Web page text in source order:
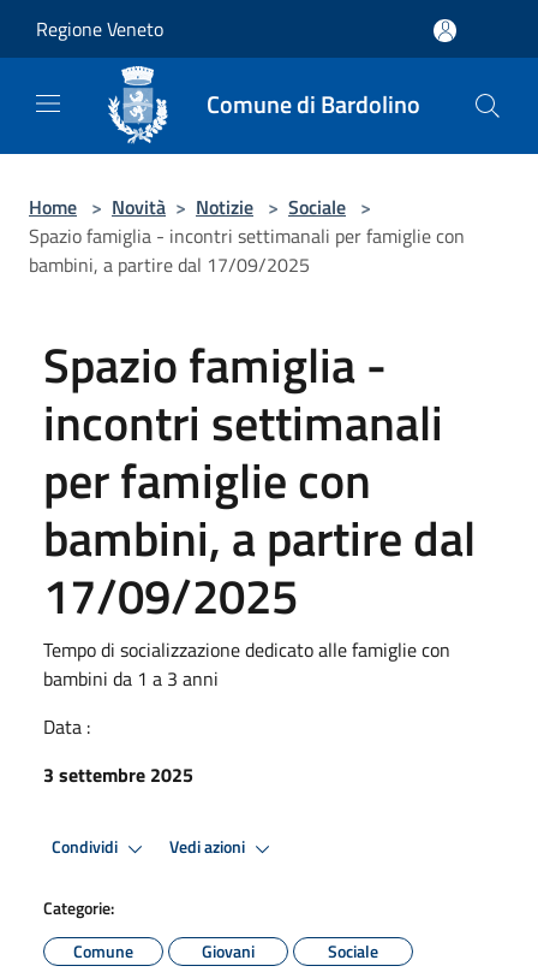
Regione Veneto
Comune di Bardolino
Home > Novità > Notizie > Sociale >
Spazio famiglia - incontri settimanali per famiglie con
bambini, a partire dal 17/09/2025
Spazio famiglia -
incontri settimanali
per famiglie con
bambini, a partire dal
17/09/2025
Tempo di socializzazione dedicato alle famiglie con
bambini da 1 a 3 anni
Data :
3 settembre 2025
Condividi Vedi azioni
Categorie:
Comune
Giovani Sociale